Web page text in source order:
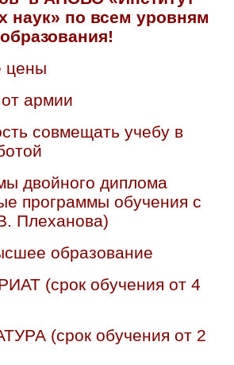
наук» по всем уровням
образования!
цены
армии
совмещать учебу в
двойного диплома
программы обучения с
Плеханова)
образование
(срок обучения от 4
(срок обучения от 2